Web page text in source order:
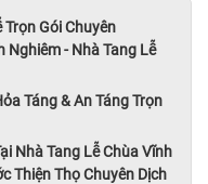
Trọn Gói Chuyên
Nghiêm - Nhà Tang Lễ
Táng & An Táng Trọn
Nhà Tang Lễ Chùa Vĩnh
Thiện Thọ Chuyên Dịch